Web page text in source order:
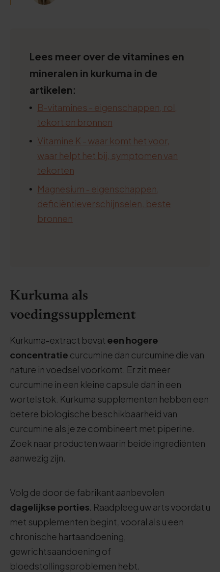
Lees meer over de vitamines en
mineralen in kurkuma in de
artikelen:
B-vitamines - eigenschappen, rol,
tekort en bronnen
Vitamine K - waar komt het voor,
waar helpt het bij, symptomen van
tekorten
Magnesium - eigenschappen,
deficiëntieverschijnselen, beste
bronnen
Kurkuma als
voedingssupplement
Kurkuma-extract bevat een hogere
concentratie curcumine dan curcumine die van
nature in voedsel voorkomt. Er zit meer
curcumine in een kleine capsule dan in een
wortelstok. Kurkuma supplementen hebben een
betere biologische beschikbaarheid van
curcumine als je ze combineert met piperine.
Zoek naar producten waarin beide ingrediënten
aanwezig zijn.
Volg de door de fabrikant aanbevolen
dagelijkse porties. Raadpleeg uw arts voordat u
met supplementen begint, vooral als u een
chronische hartaandoening,
gewrichtsaandoening of
bloedstollingsproblemen hebt.